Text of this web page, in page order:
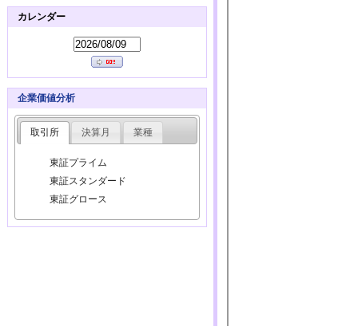
カレンダー
企業価値分析
取引所 決算月 業種
東証プライム
東証スタンダード
東証グロース